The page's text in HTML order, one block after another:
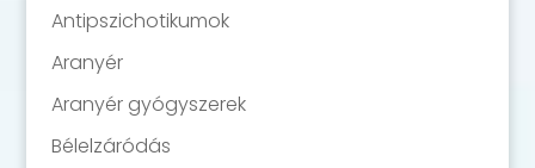
Antipszichotikumok
Aranyér
Aranyér gyógyszerek
Bélelzáródás